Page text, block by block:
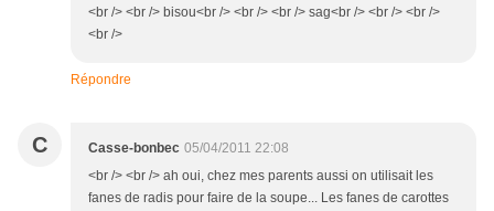
<br /> <br /> bisou<br /> <br /> <br /> sag<br /> <br /> <br />
<br />
Répondre
C Casse-bonbec 05/04/2011 22:08
<br /> <br /> ah oui, chez mes parents aussi on utilisait les
fanes de radis pour faire de la soupe... Les fanes de carottes